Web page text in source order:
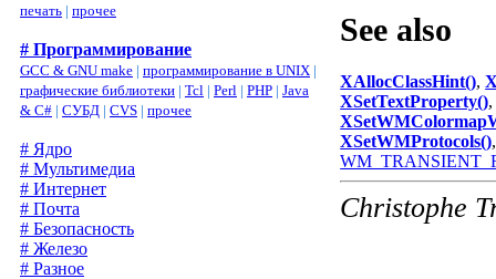
печать | прочее
# Программирование
GCC & GNU make | программирование в UNIX |
графические библиотеки | Tcl | Perl | PHP | Java
& C# | СУБД | CVS | прочее
# Ядро
# Мультимедиа
# Интернет
# Почта
# Безопасность
# Железо
# Разное
See also
XAllocClassHint(),
XSetTextProperty()
XSetWMProtocols()
Christophe